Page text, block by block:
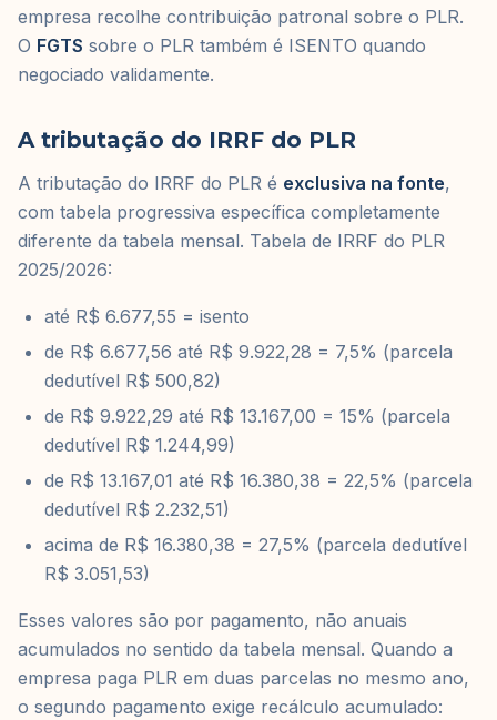
empresa recolhe contribuição patronal sobre o PLR.
O FGTS sobre o PLR também é ISENTO quando
negociado validamente.
A tributação do IRRF do PLR
A tributação do IRRF do PLR é exclusiva na fonte,
com tabela progressiva específica completamente
diferente da tabela mensal. Tabela de IRRF do PLR
2025/2026:
até R$ 6.677,55 = isento
de R$ 6.677,56 até R$ 9.922,28 = 7,5% (parcela
dedutível R$ 500,82)
de R$ 9.922,29 até R$ 13.167,00 = 15% (parcela
dedutível R$ 1.244,99)
de R$ 13.167,01 até R$ 16.380,38 = 22,5% (parcela
dedutível R$ 2.232,51)
acima de R$ 16.380,38 = 27,5% (parcela dedutível
R$ 3.051,53)
Esses valores são por pagamento, não anuais
acumulados no sentido da tabela mensal. Quando a
empresa paga PLR em duas parcelas no mesmo ano,
o segundo pagamento exige recálculo acumulado: